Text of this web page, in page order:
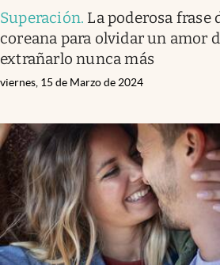
Superación. La poderosa frase
coreana para olvidar un amor
extrañarlo nunca más
viernes, 15 de Marzo de 2024